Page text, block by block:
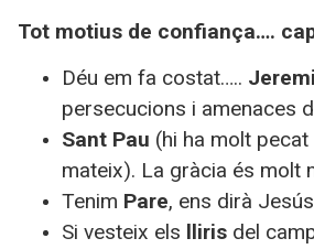
Tot motius de confiança….
Déu em fa costat…..
persecucions i amenaces
Sant Pau (hi ha molt
mateix). La gràcia és molt
Tenim Pare, ens dirà
Si vesteix els lliris del